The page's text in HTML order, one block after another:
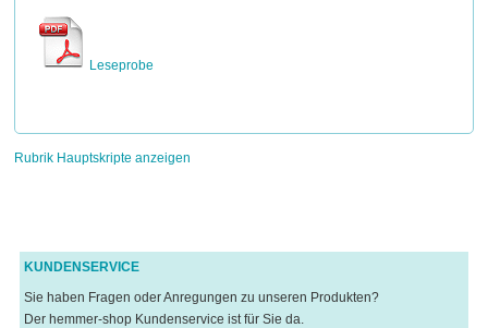
Leseprobe
Rubrik Hauptskripte anzeigen
KUNDENSERVICE
Sie haben Fragen oder Anregungen zu unseren Produkten?
Der hemmer-shop Kundenservice ist für Sie da.